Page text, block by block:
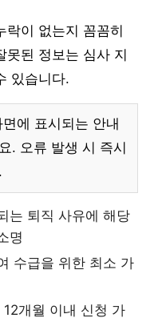
락이 없는지 꼼꼼히
못된 정보는 심사 지
있습니다.
에 표시되는 안내
. 오류 발생 시 즉시
는 퇴직 사유에 해당
명
수급을 위한 최소 가
12개월 이내 신청 가